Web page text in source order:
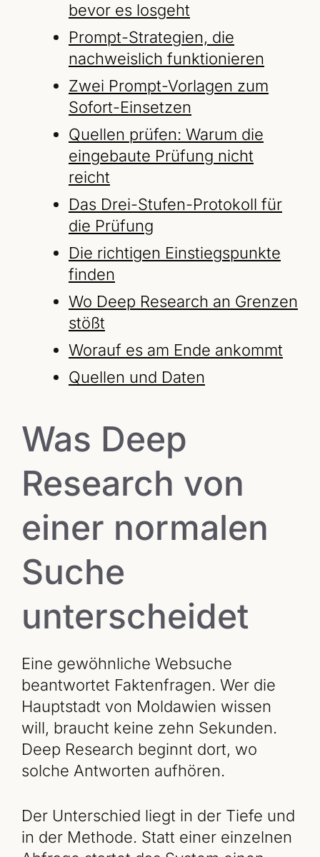
bevor es losgeht
Prompt-Strategien, die
nachweislich funktionieren
Zwei Prompt-Vorlagen zum
Sofort-Einsetzen
Quellen prüfen: Warum die
eingebaute Prüfung nicht
reicht
Das Drei-Stufen-Protokoll für
die Prüfung
Die richtigen Einstiegspunkte
finden
Wo Deep Research an Grenzen
stößt
Worauf es am Ende ankommt
Quellen und Daten
Was Deep
Research von
einer normalen
Suche
unterscheidet
Eine gewöhnliche Websuche
beantwortet Faktenfragen. Wer die
Hauptstadt von Moldawien wissen
will, braucht keine zehn Sekunden.
Deep Research beginnt dort, wo
solche Antworten aufhören.
Der Unterschied liegt in der Tiefe und
in der Methode. Statt einer einzelnen